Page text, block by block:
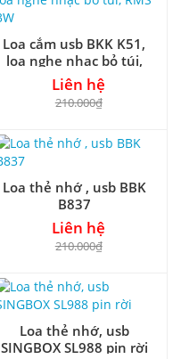
Loa cắm usb BKK K51,
loa nghe nhạc bỏ túi,
RMS 3W
Liên hệ
210.000₫
Loa thẻ nhớ , usb BBK
B837
Liên hệ
210.000₫
Loa thẻ nhớ, usb
SINGBOX SL988 pin rời